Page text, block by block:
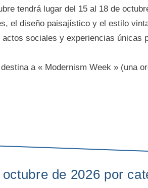
tendrá lugar del 15 al 18 de
el diseño paisajístico y el estilo
sociales y experiencias
a « Modernism Week » (una
de 2026 por